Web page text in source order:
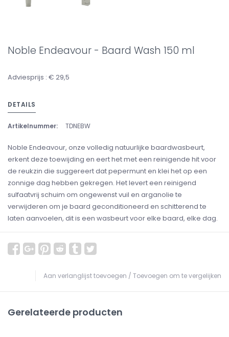
Noble Endeavour - Baard Wash 150 ml
Adviesprijs : € 29,5
DETAILS
Artikelnummer: TDNEBW
Noble Endeavour, onze volledig natuurlijke baardwasbeurt,
erkent deze toewijding en eert het met een reinigende hit voor
de reukzin die suggereert dat pepermunt en klei het op een
zonnige dag hebben gekregen. Het levert een reinigend
sulfaatvrij schuim om ongewenst vuil en arganolie te
verwijderen om je baard geconditioneerd en schitterend te
laten aanvoelen, dit is een wasbeurt voor elke baard, elke dag.
Aan verlanglijst toevoegen / Toevoegen om te vergelijken
Gerelateerde producten